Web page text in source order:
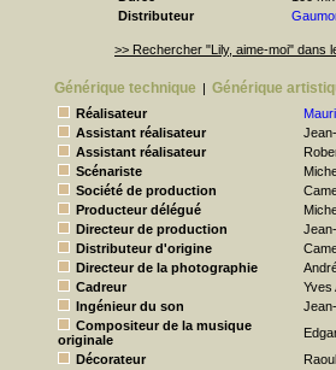
Distributeur
>> Rechercher "Lily, aime-moi" dans
Générique technique | Générique
Réalisateur
Assistant réalisateur
Assistant réalisateur
Scénariste
Société de production
Producteur délégué
Directeur de production
Distributeur d'origine
Directeur de la photographie
Cadreur
Yves
Ingénieur du son
Compositeur de la musique
originale
Décorateur